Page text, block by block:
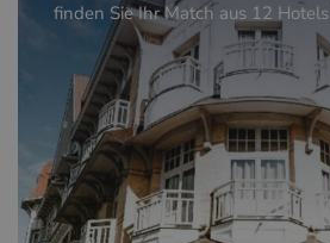
finden Sie Ihr Match aus 12 Hotels